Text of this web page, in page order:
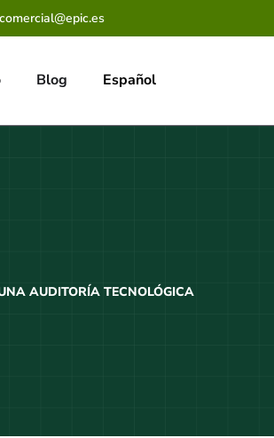
comercial@epic.es
Blog Español
AUDITORÍA TECNOLÓGICA